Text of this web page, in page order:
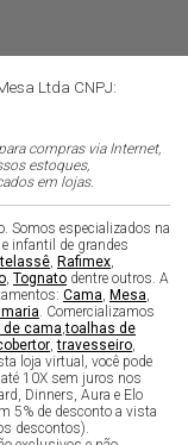
Ltda CNPJ:
compras via Internet,
estoques,
em lojas.
Somos especializados na
infantil de grandes
Rafimex
Tognato dentre outros. A
Cama Mesa
. Comercializamos
de cama ,toalhas de
,travesseiro
loja virtual, você pode
10X sem juros nos
Dinners, Aura e Elo
5% de desconto a vista
descontos).